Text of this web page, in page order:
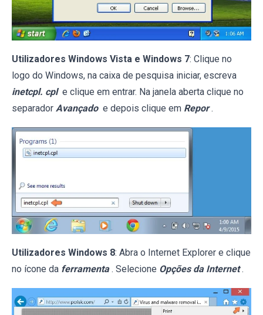
Utilizadores Windows Vista e Windows 7: Clique no
logo do Windows, na caixa de pesquisa iniciar, escreva
inetcpl. cpl e clique em entrar. Na janela aberta clique no
separador Avançado e depois clique em Repor .
Utilizadores Windows 8: Abra o Internet Explorer e clique
no ícone da ferramenta . Selecione Opções da Internet .